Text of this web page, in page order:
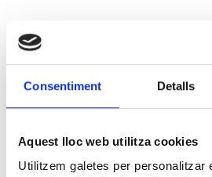
Consentiment Detalls
Aquest lloc web utilitza cookies
Utilitzem galetes per personalitzar